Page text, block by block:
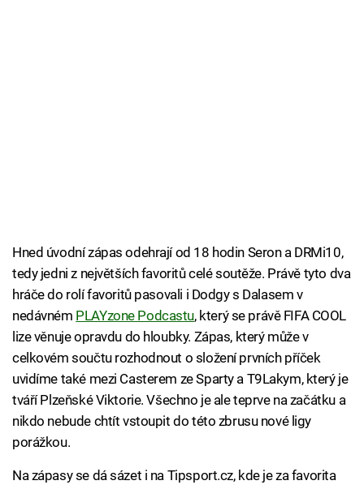
Hned úvodní zápas odehrají od 18 hodin Seron a DRMi10,
tedy jedni z největších favoritů celé soutěže. Právě tyto dva
hráče do rolí favoritů pasovali i Dodgy s Dalasem v
nedávném PLAYzone Podcastu, který se právě FIFA COOL
lize věnuje opravdu do hloubky. Zápas, který může v
celkovém součtu rozhodnout o složení prvních příček
uvidíme také mezi Casterem ze Sparty a T9Lakym, který je
tváří Plzeňské Viktorie. Všechno je ale teprve na začátku a
nikdo nebude chtít vstoupit do této zbrusu nové ligy
porážkou.
Na zápasy se dá sázet i na Tipsport.cz, kde je za favorita